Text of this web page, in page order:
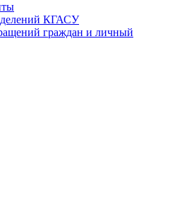
КГАСУ
граждан и личный